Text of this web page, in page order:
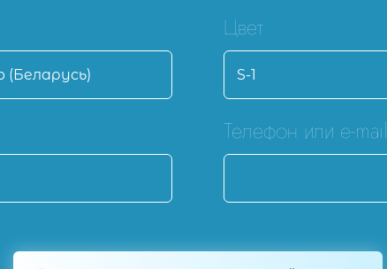
Цвет
Телефон или e-mail